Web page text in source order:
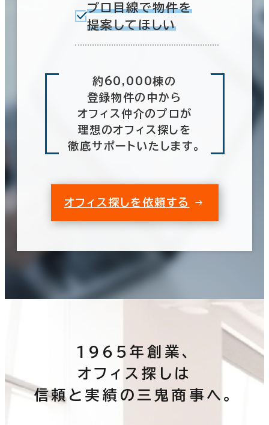
プロ目線で物件を
提案してほしい
約60,000棟の
登録物件の中から
オフィス仲介のプロが
理想のオフィス探しを
徹底サポートいたします。
オフィス探しを依頼する
1965年創業、
オフィス探しは
信頼と実績の三鬼商事へ。